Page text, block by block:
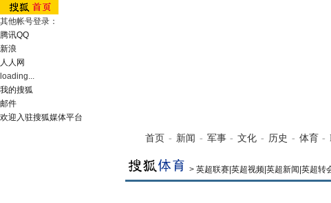
其他帐号登录：
腾讯QQ
新浪
人人网
loading...
我的搜狐
邮件
欢迎入驻搜狐媒体平台
首页 - 新闻 - 军事 - 文化 - 历史 - 体育 -
> 英超联赛|英超视频|英超新闻|英超转